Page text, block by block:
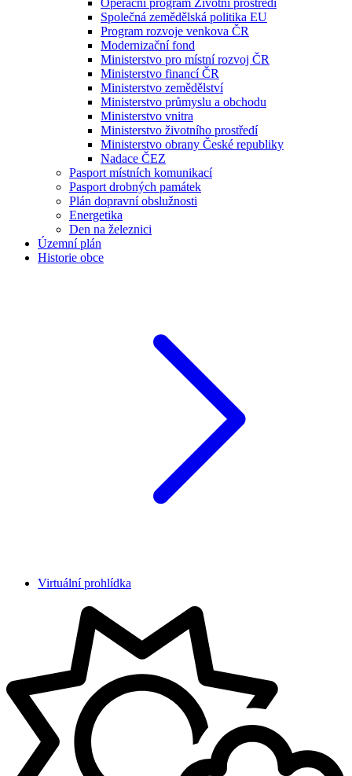
Společná zemědělská politika EU
Program rozvoje venkova ČR
Modernizační fond
Ministerstvo pro místní rozvoj ČR
Ministerstvo financí ČR
Ministerstvo zemědělství
Ministerstvo průmyslu a obchodu
Ministerstvo vnitra
Ministerstvo životního prostředí
Ministerstvo obrany České republiky
Nadace ČEZ
Pasport místních komunikací
Pasport drobných památek
Plán dopravní obslužnosti
Energetika
Den na železnici
Územní plán
Historie obce
Virtuální prohlídka